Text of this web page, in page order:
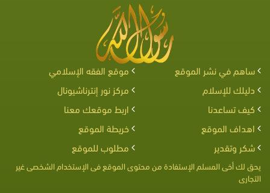
ساهم في نشر الموقع
موقع الفقه الإسلامي
دليلك للإسلام
مركز نور إنترناشيونال
كيف تساعدنا
اربط موقعك معنا
اهداف الموقع
خريطة الموقع
شكر وتقدير
مطلوب للموقع
يحق لك أخى المسلم الإستفادة من محتوى الموقع فى الإستخدام الشخصى غير
التجارى